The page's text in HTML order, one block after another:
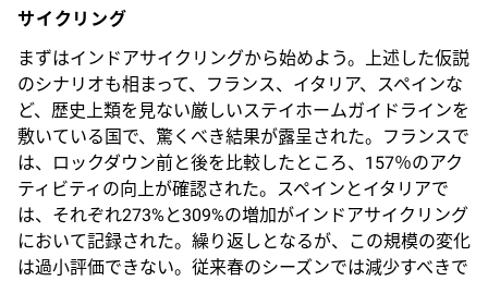
サイクリング
まずはインドアサイクリングから始めよう。上述した仮説
のシナリオも相まって、フランス、イタリア、スペインな
ど、歴史上類を見ない厳しいステイホームガイドラインを
敷いている国で、驚くべき結果が露呈された。フランスで
は、ロックダウン前と後を比較したところ、157％のアク
ティビティの向上が確認された。スペインとイタリアで
は、それぞれ273%と309%の増加がインドアサイクリング
において記録された。繰り返しとなるが、この規模の変化
は過小評価できない。従来春のシーズンでは減少すべきで